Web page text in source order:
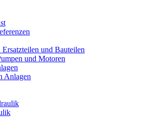
und Bauteilen
und Motoren
Anlagen